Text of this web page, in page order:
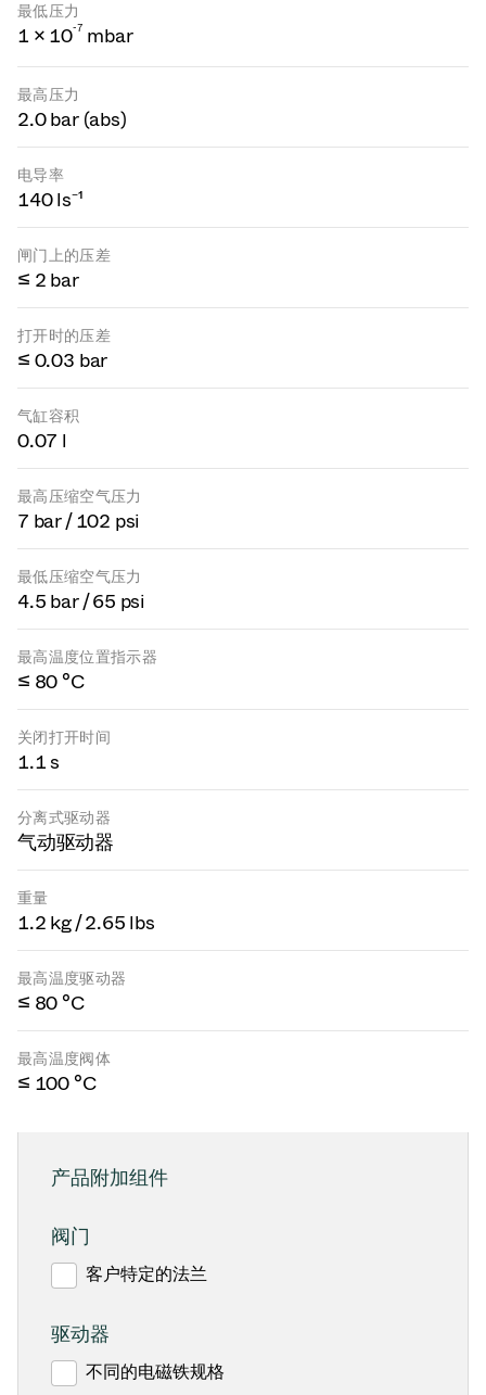
最低压力
1 × 10-7 mbar
最高压力
2.0 bar (abs)
电导率
140 ls⁻¹
闸门上的压差
≤ 2 bar
打开时的压差
≤ 0.03 bar
气缸容积
0.07 l
最高压缩空气压力
7 bar / 102 psi
最低压缩空气压力
4.5 bar / 65 psi
最高温度位置指示器
≤ 80 °C
关闭打开时间
1.1 s
分离式驱动器
气动驱动器
重量
1.2 kg / 2.65 lbs
最高温度驱动器
≤ 80 °C
最高温度阀体
≤ 100 °C
产品附加组件
阀门
客户特定的法兰
驱动器
不同的电磁铁规格